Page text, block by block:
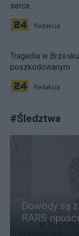
serca
Redakcja
Tragedia w
poszkodowanym
Redakcja
#Śledztwa
Dowody są
RARS